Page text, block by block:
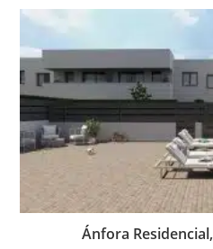
Ánfora